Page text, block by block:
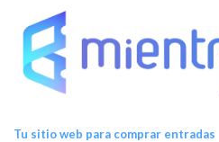
Tu sitio web para comprar entradas